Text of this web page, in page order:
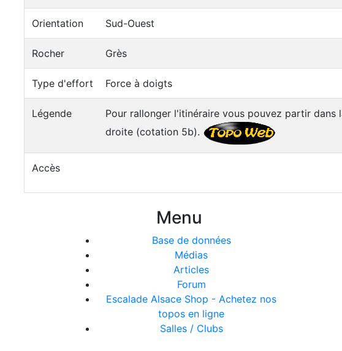
Orientation Sud-Ouest
Rocher Grès
Type d'effort Force à doigts
Légende
Pour rallonger l'itinéraire vous pouvez partir dans
droite (cotation 5b).
Accès
Menu
Base de données
Médias
Articles
Forum
Escalade Alsace Shop - Achetez nos
topos en ligne
Salles / Clubs